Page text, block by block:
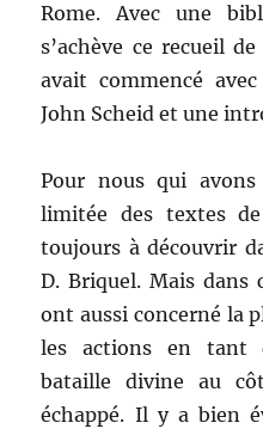
Rome. Avec une
s’achève ce recueil
avait commencé
John Scheid et une
Pour nous qui
limitée des textes
toujours à découvrir
D. Briquel. Mais dans
ont aussi concerné la
les actions en tant
bataille divine au
échappé. Il y a bien